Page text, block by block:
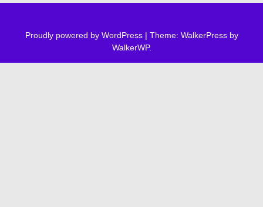
Proudly powered by WordPress | Theme: WalkerPress by
WalkerWP.